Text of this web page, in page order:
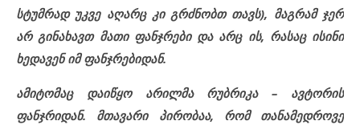
სტუმრად უკვე აღარც კი გრძნობთ თავს), მაგრამ ჯერ
არ გინახავთ მათი ფანჯრები და არც ის, რასაც ისინი
ხედავენ იმ ფანჯრებიდან.
ამიტომაც დაიწყო არილმა რუბრიკა – ავტორის
ფანჯრიდან. მთავარი პირობაა, რომ თანამედროვე